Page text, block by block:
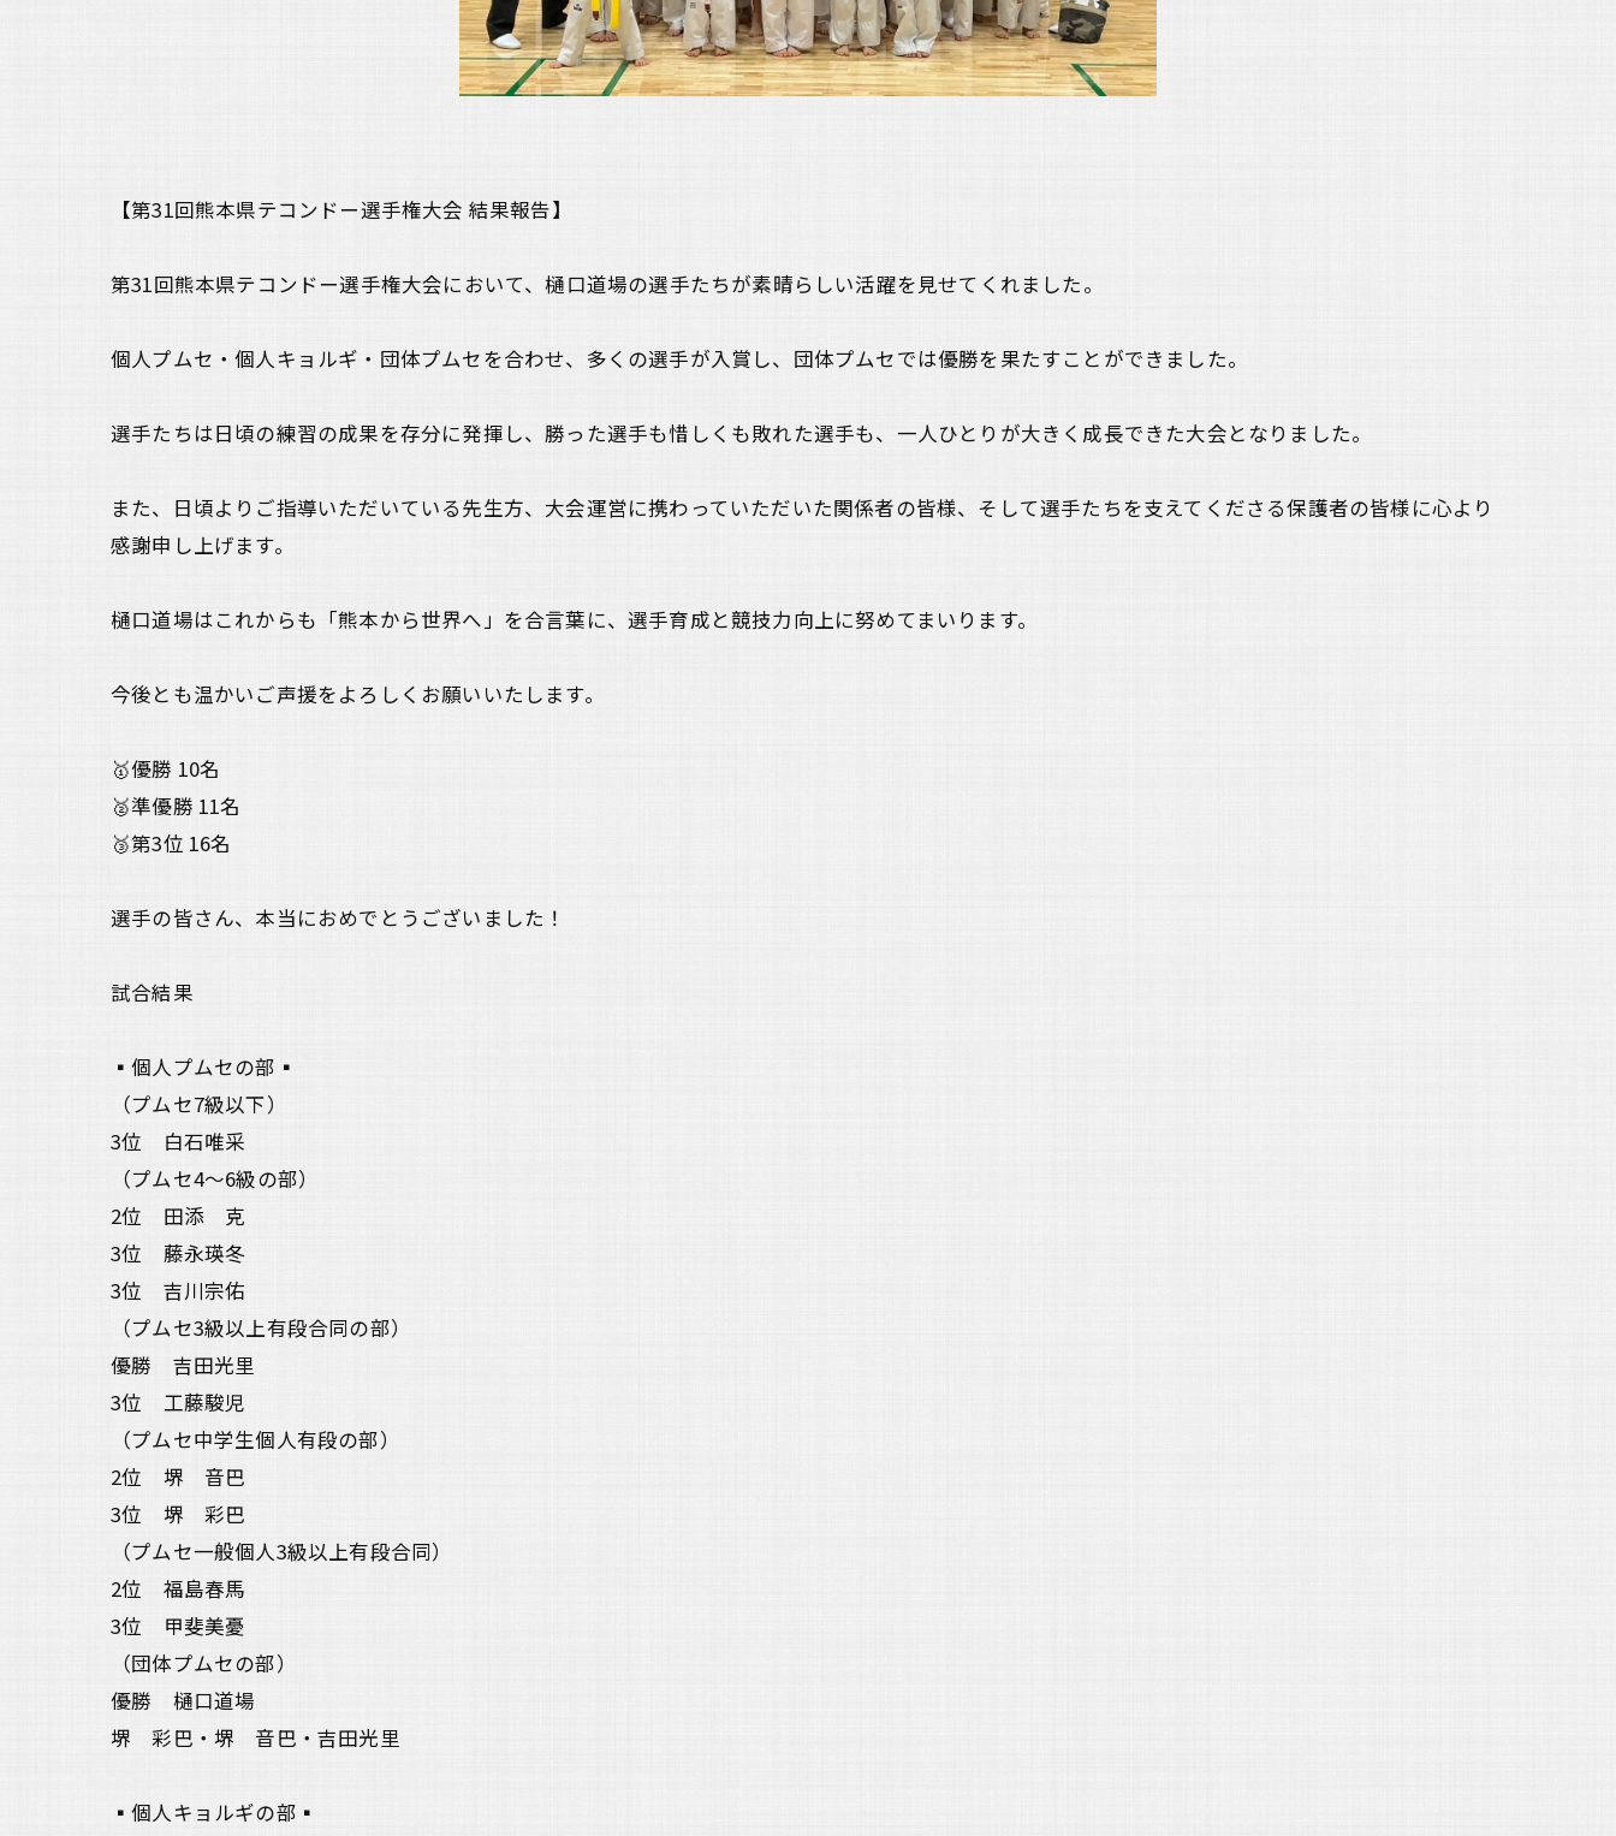
【第31回熊本県テコンドー選手権大会 結果報告】
第31回熊本県テコンドー選手権大会において、樋口道場の選手たちが素晴らしい活躍を見せてくれました。
個人プムセ・個人キョルギ・団体プムセを合わせ、多くの選手が入賞し、団体プムセでは優勝を果たすことができました。
選手たちは日頃の練習の成果を存分に発揮し、勝った選手も惜しくも敗れた選手も、一人ひとりが大きく成長できた大会となりました。
また、日頃よりご指導いただいている先生方、大会運営に携わっていただいた関係者の皆様、そして選手たちを支えてくださる保護者の皆様に心より
感謝申し上げます。
樋口道場はこれからも「熊本から世界へ」を合言葉に、選手育成と競技力向上に努めてまいります。
今後とも温かいご声援をよろしくお願いいたします。
🥇優勝 10名
🥈準優勝 11名
🥉第3位 16名
選手の皆さん、本当におめでとうございました！
試合結果
▪️個人プムセの部▪️
（プムセ7級以下）
3位 白石唯采
（プムセ4〜6級の部）
2位 田添 克
3位 藤永瑛冬
3位 吉川宗佑
（プムセ3級以上有段合同の部）
優勝 吉田光里
3位 工藤駿児
（プムセ中学生個人有段の部）
2位 堺 音巴
3位 堺 彩巴
（プムセ一般個人3級以上有段合同）
2位 福島春馬
3位 甲斐美憂
（団体プムセの部）
優勝 樋口道場
堺 彩巴・堺 音巴・吉田光里
▪️個人キョルギの部▪️